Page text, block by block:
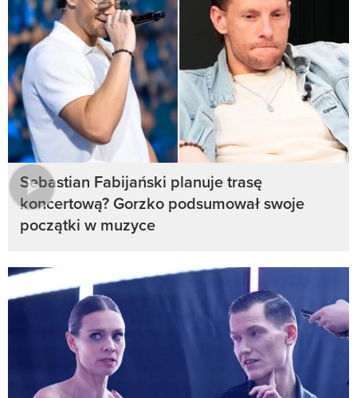
Sebastian Fabijański planuje trasę
koncertową? Gorzko podsumował swoje
początki w muzyce